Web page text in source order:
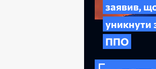
заявив,
уникнути
ППО